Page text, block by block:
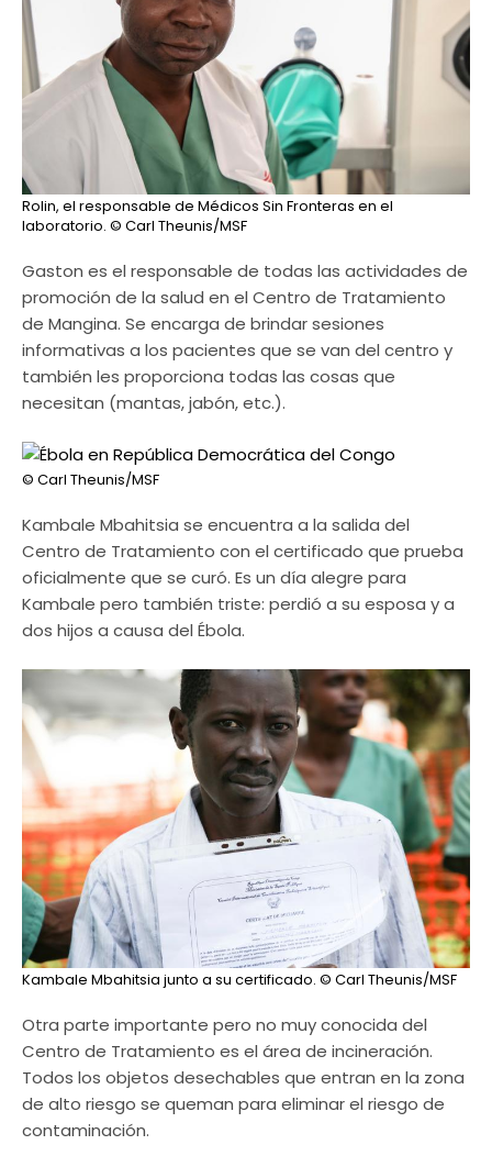
Rolin, el responsable de Médicos Sin Fronteras en el
laboratorio. © Carl Theunis/MSF
Gaston es el responsable de todas las actividades de
promoción de la salud en el Centro de Tratamiento
de Mangina. Se encarga de brindar sesiones
informativas a los pacientes que se van del centro y
también les proporciona todas las cosas que
necesitan (mantas, jabón, etc.).
© Carl Theunis/MSF
Kambale Mbahitsia se encuentra a la salida del
Centro de Tratamiento con el certificado que prueba
oficialmente que se curó. Es un día alegre para
Kambale pero también triste: perdió a su esposa y a
dos hijos a causa del Ébola.
Kambale Mbahitsia junto a su certificado. © Carl Theunis/MSF
Otra parte importante pero no muy conocida del
Centro de Tratamiento es el área de incineración.
Todos los objetos desechables que entran en la zona
de alto riesgo se queman para eliminar el riesgo de
contaminación.